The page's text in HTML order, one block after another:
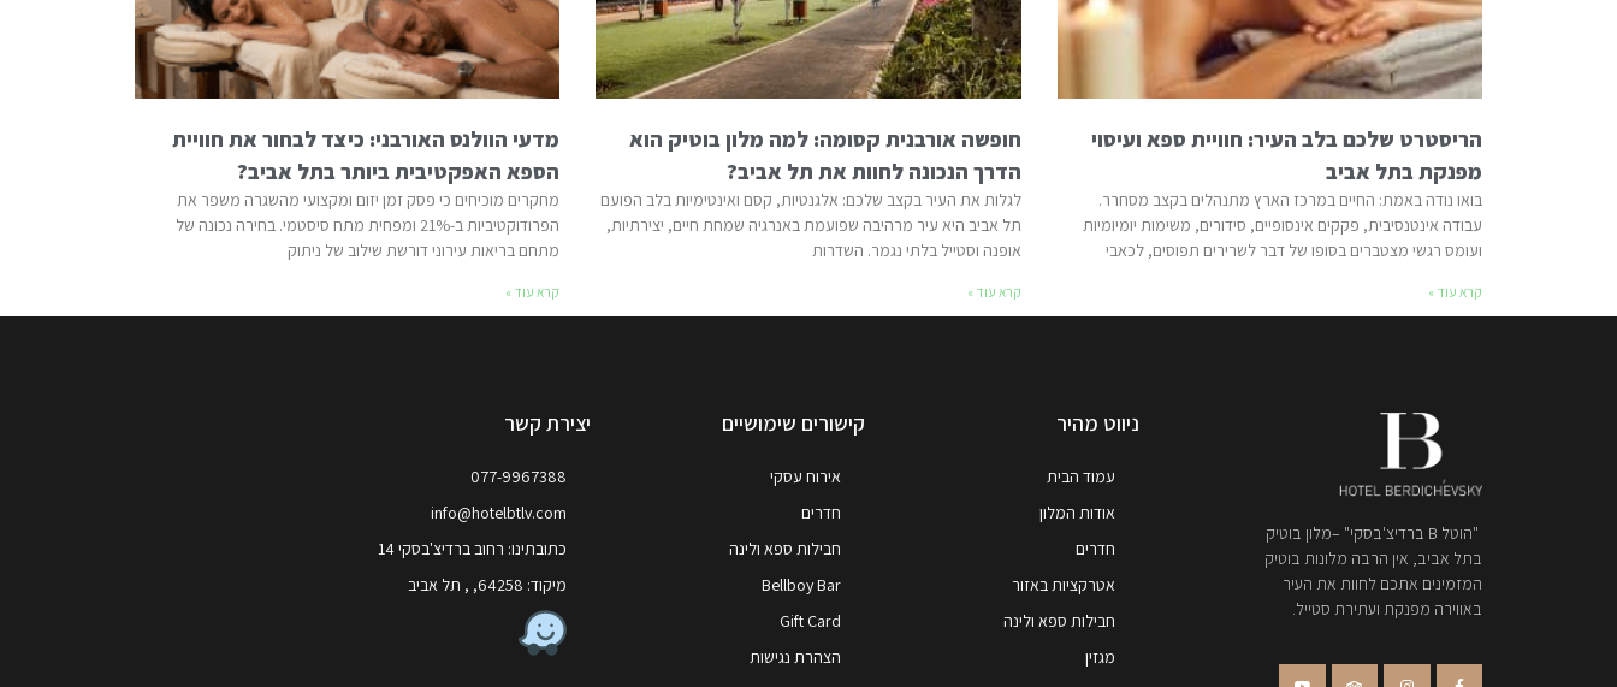
הריסטרט שלכם בלב העיר: חוויית ספא ועיסוי
מפנקת בתל אביב
בואו נודה באמת: החיים במרכז הארץ מתנהלים בקצב מסחרר.
עבודה אינטנסיבית, פקקים אינסופיים, סידורים, משימות יומיומיות
ועומס רגשי מצטברים בסופו של דבר לשרירים תפוסים, לכאבי
קרא עוד »
חופשה אורבנית קסומה: למה מלון בוטיק הוא
הדרך הנכונה לחוות את תל אביב?
לגלות את העיר בקצב שלכם: אלגנטיות, קסם ואינטימיות בלב הפועם
תל אביב היא עיר מרהיבה שפועמת באנרגיה שמחת חיים, יצירתיות,
אופנה וסטייל בלתי נגמר. השדרות
קרא עוד »
מדעי הוולנס האורבני: כיצד לבחור את חוויית
הספא האפקטיבית ביותר בתל אביב?
מחקרים מוכיחים כי פסק זמן יזום ומקצועי מהשגרה משפר את
הפרודוקטיביות ב-21% ומפחית מתח סיסטמי. בחירה נכונה של
מתחם בריאות עירוני דורשת שילוב של ניתוק
קרא עוד »
"הוטל B ברדיצ'בסקי" –מלון בוטיק
בתל אביב, אין הרבה מלונות בוטיק
המזמינים אתכם לחוות את העיר
באווירה מפנקת ועתירת סטייל.
ניווט מהיר
עמוד הבית
אודות המלון
חדרים
אטרקציות באזור
חבילות ספא ולינה
מגזין
קישורים שימושיים
אירוח עסקי
חדרים
חבילות ספא ולינה
Bellboy Bar
Gift Card
הצהרת נגישות
יצירת קשר
077-9967388
info@hotelbtlv.com
כתובתינו: רחוב ברדיצ'בסקי 14
מיקוד: 64258, , תל אביב